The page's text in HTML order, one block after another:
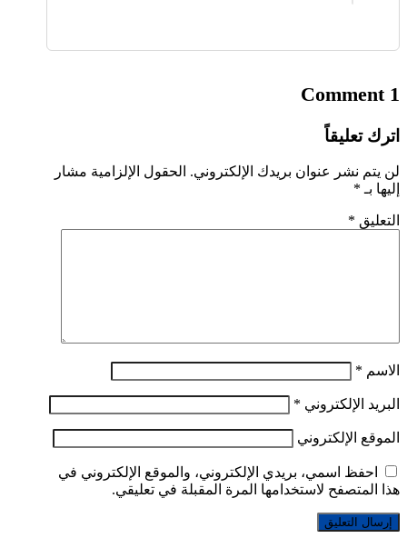
1 Comment
اترك تعليقاً
لن يتم نشر عنوان بريدك الإلكتروني. الحقول الإلزامية مشار
إليها بـ *
التعليق *
الاسم *
البريد الإلكتروني *
الموقع الإلكتروني
احفظ اسمي، بريدي الإلكتروني، والموقع الإلكتروني في
هذا المتصفح لاستخدامها المرة المقبلة في تعليقي.